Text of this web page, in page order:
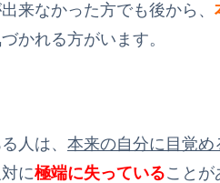
来なかった方でも後から、
かれる方がいます。
人は、 本来の自分に目覚め
に極端に失っていることが